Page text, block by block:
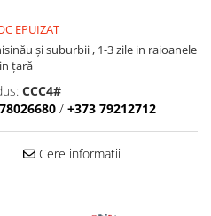
EPUIZAT
şi suburbii , 1-3 zile in raioanele
țară
CCC4#
/ +373 79212712
Cere informatii